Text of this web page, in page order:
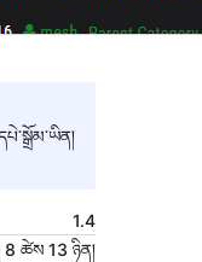
1.4
8 ཚེས 13 ཉིན།